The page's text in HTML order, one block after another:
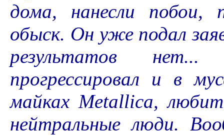
дома, нанесли побои,
обыск. Он уже подал
результатов
прогрессировал и в
майках Metallica,
нейтральные люди.